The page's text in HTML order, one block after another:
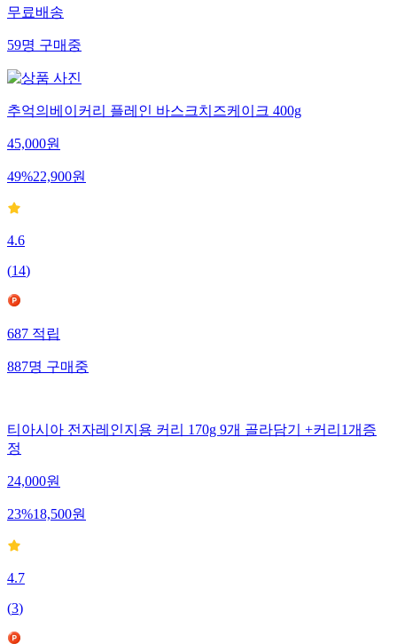
무료배송
59명 구매중
추억의베이커리 플레인 바스크치즈케이크 400g
45,000원
49%22,900원
4.6
(14)
687 적립
887명 구매중
티아시아 전자레인지용 커리 170g 9개 골라담기 +커리1개증
정
24,000원
23%18,500원
4.7
(3)